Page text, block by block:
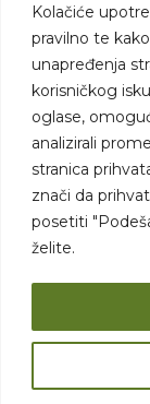
Kolačiće
pravilno te
unapređenja
korisničkog
oglase,
analizirali
stranica
znači da
posetiti
želite.
Svet
Marketing
Tražimo
Kontakt
Kontakt
Sva prava
Uslovi korišćenja